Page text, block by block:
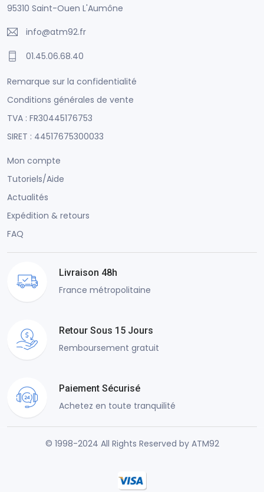
95310 Saint-Ouen L'Aumône
info@atm92.fr
01.45.06.68.40
Remarque sur la confidentialité
Conditions générales de vente
TVA : FR30445176753
SIRET : 44517675300033
Mon compte
Tutoriels/Aide
Actualités
Expédition & retours
FAQ
Livraison 48h
France métropolitaine
Retour Sous 15 Jours
Remboursement gratuit
Paiement Sécurisé
Achetez en toute tranquilité
© 1998-2024 All Rights Reserved by ATM92